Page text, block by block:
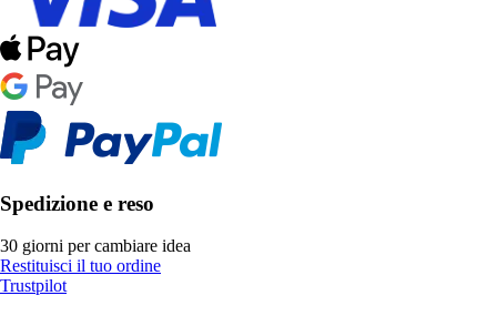
Spedizione e reso
30 giorni per cambiare idea
Restituisci il tuo ordine
Trustpilot